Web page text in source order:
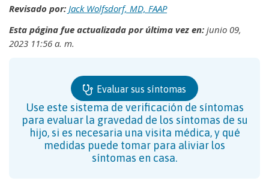
Revisado por: Jack Wolfsdorf, MD, FAAP
Esta página fue actualizada por última vez en: junio 09,
2023 11:56 a. m.
Evaluar sus síntomas
Use este sistema de verificación de síntomas
para evaluar la gravedad de los síntomas de su
hijo, si es necesaria una visita médica, y qué
medidas puede tomar para aliviar los
síntomas en casa.